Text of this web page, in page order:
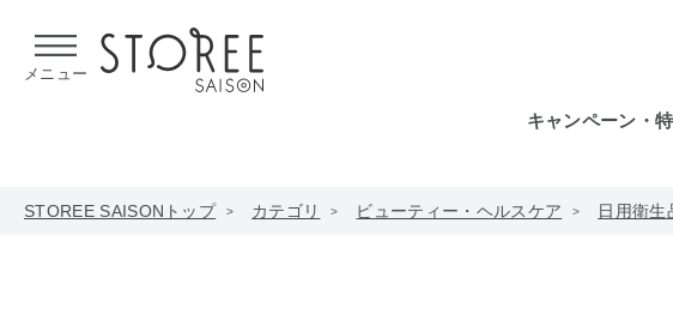
メニュー
キャンペーン・
STOREE SAISONトップ カテゴリ ビューティー・ヘルスケア 日用衛生